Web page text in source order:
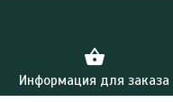
Информация для заказа